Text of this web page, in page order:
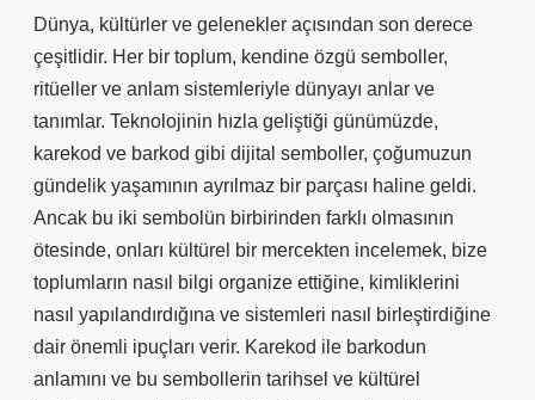
Dünya, kültürler ve gelenekler açısından son derece
çeşitlidir. Her bir toplum, kendine özgü semboller,
ritüeller ve anlam sistemleriyle dünyayı anlar ve
tanımlar. Teknolojinin hızla geliştiği günümüzde,
karekod ve barkod gibi dijital semboller, çoğumuzun
gündelik yaşamının ayrılmaz bir parçası haline geldi.
Ancak bu iki sembolün birbirinden farklı olmasının
ötesinde, onları kültürel bir mercekten incelemek, bize
toplumların nasıl bilgi organize ettiğine, kimliklerini
nasıl yapılandırdığına ve sistemleri nasıl birleştirdiğine
dair önemli ipuçları verir. Karekod ile barkodun
anlamını ve bu sembollerin tarihsel ve kültürel